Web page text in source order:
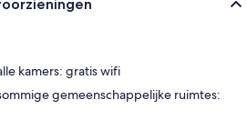
kamers: gratis wifi
gemeenschappelijke ruimtes: